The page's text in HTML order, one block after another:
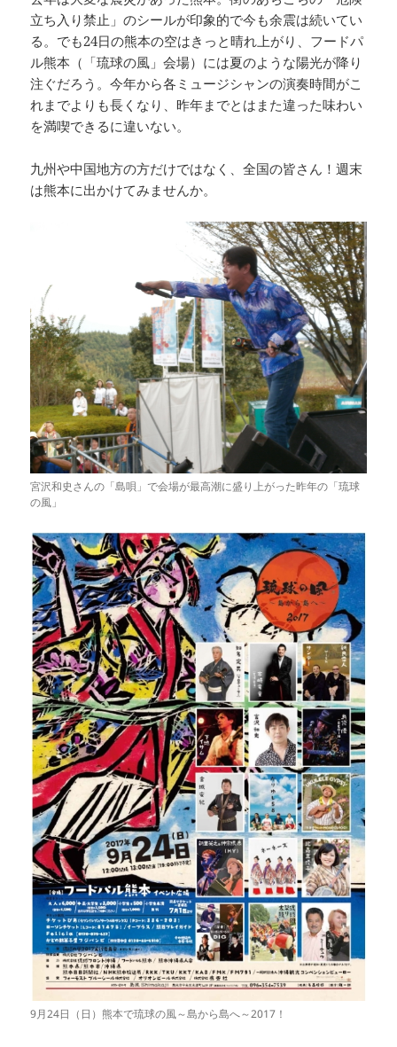
立ち入り禁止」のシールが印象的で今も余震は続いてい
る。でも24日の熊本の空はきっと晴れ上がり、フードパ
ル熊本（「琉球の風」会場）には夏のような陽光が降り
注ぐだろう。今年から各ミュージシャンの演奏時間がこ
れまでよりも長くなり、昨年までとはまた違った味わい
を満喫できるに違いない。
九州や中国地方の方だけではなく、全国の皆さん！週末
は熊本に出かけてみませんか。
宮沢和史さんの「島唄」で会場が最高潮に盛り上がった昨年の「琉球
の風」
9月24日（日）熊本で琉球の風～島から島へ～2017！